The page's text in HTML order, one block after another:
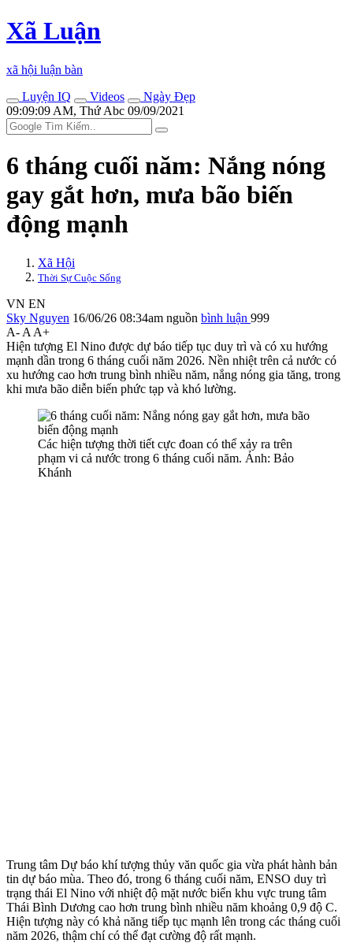
Xã Luận
xã hội luận bàn
Luyện IQ
Videos
Ngày Đẹp
09:09:09 AM, Thứ Abc 09/09/2021
6 tháng cuối năm: Nắng nóng
gay gắt hơn, mưa bão biến
động mạnh
Xã Hội
Thời Sự Cuộc Sống
VN EN
Sky Nguyen 16/06/26 08:34am nguồn bình luận 999
A- A A+
Hiện tượng El Nino được dự báo tiếp tục duy trì và có xu hướng
mạnh dần trong 6 tháng cuối năm 2026. Nền nhiệt trên cả nước có
xu hướng cao hơn trung bình nhiều năm, nắng nóng gia tăng, trong
khi mưa bão diễn biến phức tạp và khó lường.
Các hiện tượng thời tiết cực đoan có thể xảy ra trên
phạm vi cả nước trong 6 tháng cuối năm. Ảnh: Bảo
Khánh
Trung tâm Dự báo khí tượng thủy văn quốc gia vừa phát hành bản
tin dự báo mùa. Theo đó, trong 6 tháng cuối năm, ENSO duy trì
trạng thái El Nino với nhiệt độ mặt nước biển khu vực trung tâm
Thái Bình Dương cao hơn trung bình nhiều năm khoảng 0,9 độ C.
Hiện tượng này có khả năng tiếp tục mạnh lên trong các tháng cuối
năm 2026, thậm chí có thể đạt cường độ rất mạnh.